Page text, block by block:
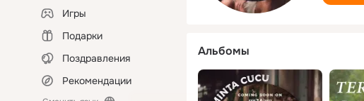
Игры
Подарки
Поздравления
Рекомендации
Альбомы